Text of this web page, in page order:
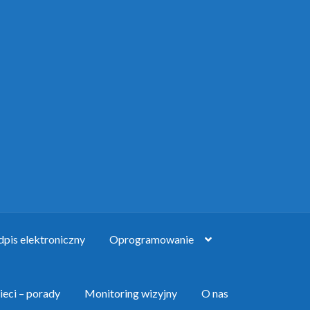
elektroniczny Oprogramowanie
– porady Monitoring wizyjny O nas